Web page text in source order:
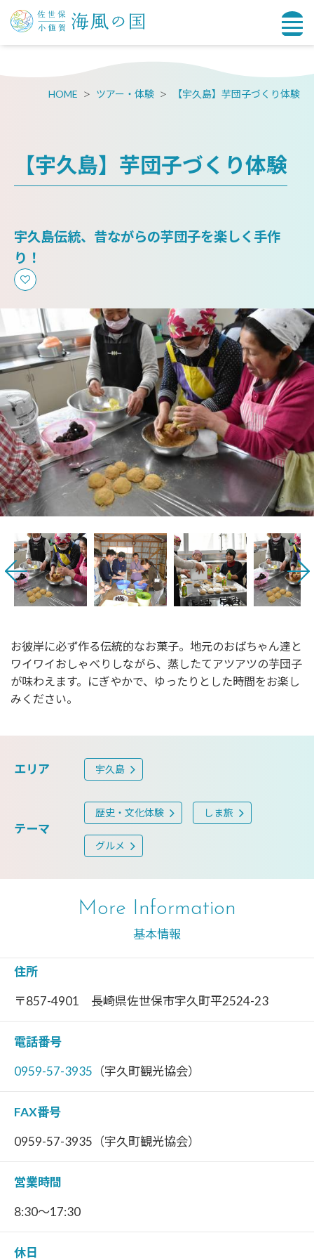
HOME ツアー・体験 【宇久島】芋団子づくり体験
【宇久島】芋団子づくり体験
宇久島伝統、昔ながらの芋団子を楽しく手作
り！
お彼岸に必ず作る伝統的なお菓子。地元のおばちゃん達と
ワイワイおしゃべりしながら、蒸したてアツアツの芋団子
が味わえます。にぎやかで、ゆったりとした時間をお楽し
みください。
エリア 宇久島
テーマ
歴史・文化体験 しま旅
グルメ
More Information
基本情報
住所
〒857-4901 長崎県佐世保市宇久町平2524-23
電話番号
0959-57-3935 （宇久町観光協会）
FAX番号
0959-57-3935（宇久町観光協会）
営業時間
8:30～17:30
休日